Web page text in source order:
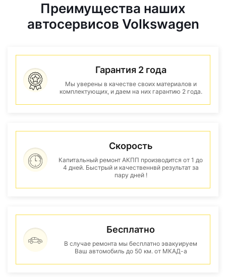
Преимущества наших
автосервисов Volkswagen
Гарантия 2 года
Мы уверены в качестве своих материалов и
комплектующих, и даем на них гарантию 2 года.
Скорость
Капитальный ремонт АКПП производится от 1 до
4 дней. Быстрый и качественнвй результат за
пару дней !
Бесплатно
В случае ремонта мы бесплатно эвакуируем
Ваш автомобиль до 50 км. от МКАД-а